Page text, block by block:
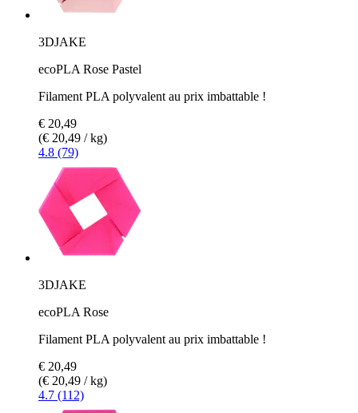
3DJAKE
ecoPLA Rose Pastel
Filament PLA polyvalent au prix imbattable !
€ 20,49
(€ 20,49 / kg)
4.8 (79)
3DJAKE
ecoPLA Rose
Filament PLA polyvalent au prix imbattable !
€ 20,49
(€ 20,49 / kg)
4.7 (112)